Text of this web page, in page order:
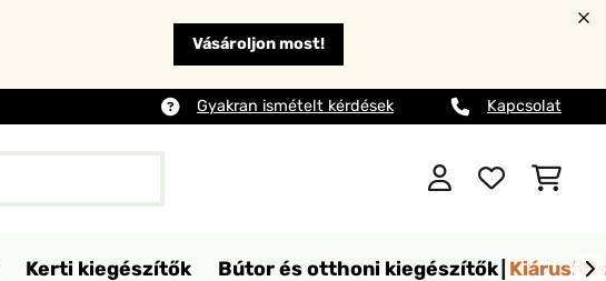
Vásároljon most!
Gyakran ismételt kérdések Kapcsolat
Kerti kiegészítők Bútor és otthoni kiegészítők